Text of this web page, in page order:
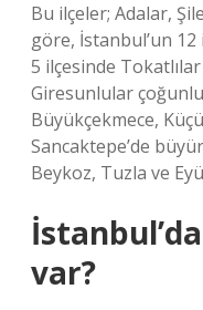
Bu ilçeler; Adalar,
göre, İstanbul’un
5 ilçesinde
Giresunlular
Büyükçekmece,
Sancaktepe’de
Beykoz, Tuzla ve
var?